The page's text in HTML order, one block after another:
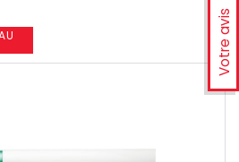
Votre avis